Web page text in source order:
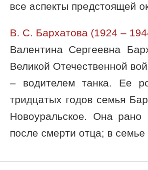
все аспекты предстоящей
В. С. Бархатова (1924 –
Валентина Сергеевна
Великой Отечественной
– водителем танка. Ее
тридцатых годов семья
Новоуральское. Она рано
после смерти отца; в семье